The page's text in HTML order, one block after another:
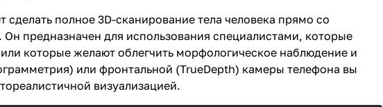
полное 3D-сканирование тела человека прямо со
предназначен для использования специалистами, которые
которые желают облегчить морфологическое наблюдение и
или фронтальной (TrueDepth) камеры телефона вы
визуализацией.